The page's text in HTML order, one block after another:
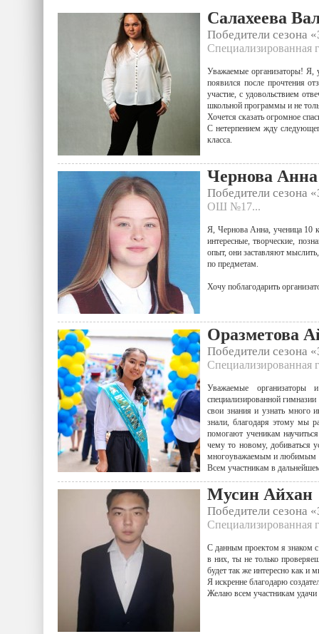
Салахеева
Победители сезона
Специализированная
Уважаемые организаторы! Я,
появился после прочтения
участие, с удовольствием
школьной программы и не
Хочется сказать огромное
С нетерпением жду
класса.
Чернова Анна
Победители сезона
ОШ №17...
Я, Чернова Анна, ученица 10
интересные, творческие,
опыт, они заставляют
по предметам.
Хочу поблагодарить
Оразметова
Победители сезона
Специализированная
Уважаемые организаторы
специализированной
свои знания и узнать много
знали, благодаря этому мы
помогают ученикам
чему то новому, добиваться
многоуважаемым и любимым
Всем участникам в
Мусин Айхан
Победители сезона
Специализированная
С данным проектом я знаком
в них, ты не только
будет так же интересно как и
Я искренне благодарю
Желаю всем участникам удачи